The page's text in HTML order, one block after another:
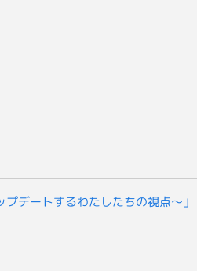
デートするわたしたちの視点～」